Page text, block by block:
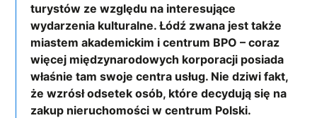
turystów ze względu na interesujące
wydarzenia kulturalne. Łódź zwana jest także
miastem akademickim i centrum BPO – coraz
więcej międzynarodowych korporacji posiada
właśnie tam swoje centra usług. Nie dziwi fakt,
że wzrósł odsetek osób, które decydują się na
zakup nieruchomości w centrum Polski.